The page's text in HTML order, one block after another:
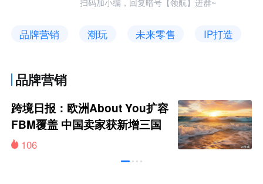
扫码加小编，回复暗号【领航】进群~
品牌营销 潮玩 未来零售 IP打造
品牌营销
跨境日报：欧洲About You扩容
FBM覆盖 中国卖家获新增三国
市场
106